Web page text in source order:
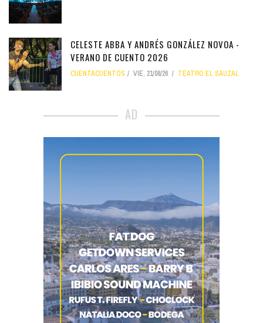
CELESTE ABBA Y ANDRÉS GONZÁLEZ NOVOA -
VERANO DE CUENTO 2026
CUENTACUENTOS VIE, 21/08/26 TEATRO EL SAUZAL
AD